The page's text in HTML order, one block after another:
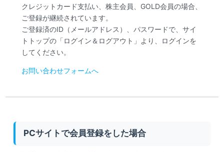
クレジットカード支払い、株主会員、GOLD会員の場合、
ご登録が継続されています。
ご登録済のID（メールアドレス）、パスワードで、サイ
トトップの「ログイン＆ログアウト」より、ログインを
してください。
お問い合わせフォームへ
PCサイトで会員登録をした場合